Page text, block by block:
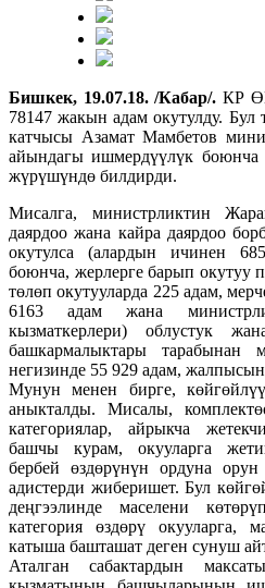
Бишкек, 19.07.18. /Кабар/. КР
78147 жакын адам окутулду.
катчысы Азамат Мамбетов
айындагы ишмердүүлүк боюнча
жүрүшүндө билдирди.
Мисалга, министрликтин
даярдоо жана кайра даярдоо
окутулса (алардын ичинен
боюнча, жерлерге барып окутуу
төлөп окутууларда 225 адам,
6163 адам жана
кызматкерлери) облустук
башкармалыктары тарабынан
негизинде 55 929 адам,
Мунун менен бирге,
аныкталды. Мисалы,
категориялар, айрыкча
башчы курам, окууларга
бербей өздөрүнүн ордуна
адистерди жиберишет. Бул
деңгээлинде маселени
категория өздөрү окууларга,
катыша башташат деген сунуш
Аталган сабактардын